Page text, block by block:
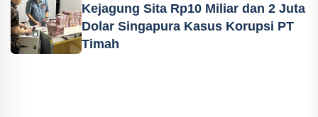
Kejagung Sita Rp10 Miliar dan 2 Juta
Dolar Singapura Kasus Korupsi PT
Timah